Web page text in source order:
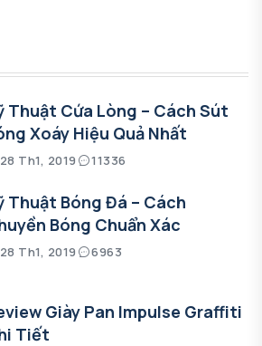
Thuật Cứa Lòng – Cách Sút
Xoáy Hiệu Quả Nhất
28 Th1, 2019 11336
Thuật Bóng Đá – Cách
Bóng Chuẩn Xác
28 Th1, 2019 6963
Giày Pan Impulse Graffiti
Tiết